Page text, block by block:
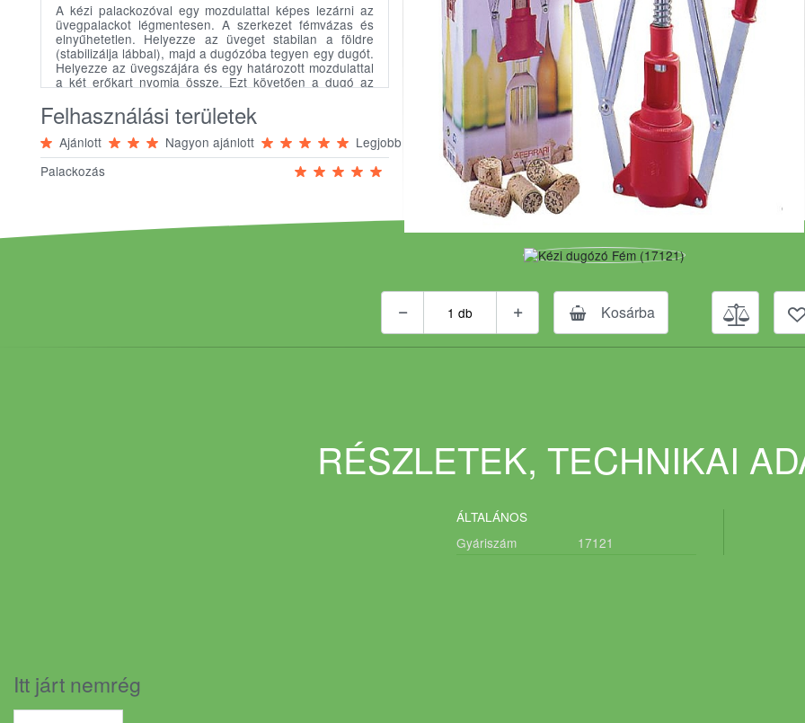
A kézi palackozóval egy mozdulattal képes lezárni az
üvegpalackot légmentesen. A szerkezet fémvázas és
elnyűhetetlen. Helyezze az üveget stabilan a földre
(stabilizálja lábbal), majd a dugózóba tegyen egy dugót.
Helyezze az üvegszájára és egy határozott mozdulattal
a két erőkart nyomja össze. Ezt követően a dugó az
Használható pálinkás és borosüvegekhez.
Felhasználási területek
Ajánlott Nagyon ajánlott
Legjobb
Palackozás
Kosárba
RÉSZLETEK, TECHNIKAI
ÁLTALÁNOS
Gyáriszám
17121
Itt járt nemrég